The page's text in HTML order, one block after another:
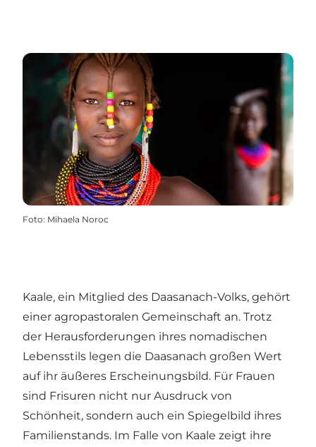
Foto: Mihaela Noroc
Kaale, ein Mitglied des Daasanach-Volks, gehört
einer agropastoralen Gemeinschaft an. Trotz
der Herausforderungen ihres nomadischen
Lebensstils legen die Daasanach großen Wert
auf ihr äußeres Erscheinungsbild. Für Frauen
sind Frisuren nicht nur Ausdruck von
Schönheit, sondern auch ein Spiegelbild ihres
Familienstands. Im Falle von Kaale zeigt ihre